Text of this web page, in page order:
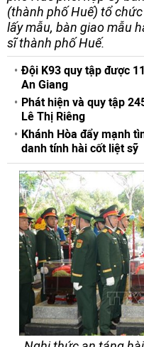
(thành phố Huế) tổ
lấy mẫu, bàn giao mẫu
sĩ thành phố Huế.
Đội K93 quy tập được
An Giang
Phát hiện và quy tập
Lê Thị Riêng
Khánh Hòa đẩy mạnh
danh tính hài cốt liệt sỹ